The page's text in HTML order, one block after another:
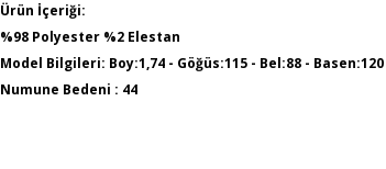
Ürün İçeriği:
%98 Polyester %2 Elestan
Model Bilgileri: Boy:1,74 - Göğüs:115 - Bel:88 - Basen:120
Numune Bedeni : 44